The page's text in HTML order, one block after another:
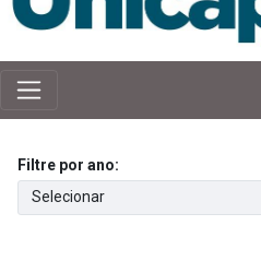
Filtre por ano:
Selecionar